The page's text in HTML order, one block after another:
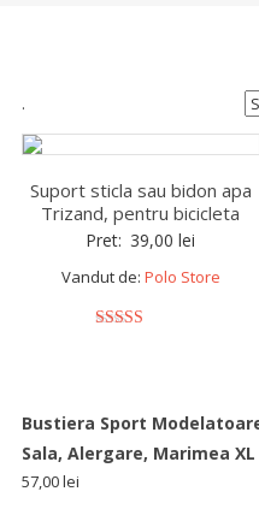
.
Suport sticla sau bidon apa
Trizand, pentru bicicleta
Pret: 39,00lei
Vandut de: Polo Store
Bustiera Sport
Sala, Alergare, Marimea XL
57,00lei